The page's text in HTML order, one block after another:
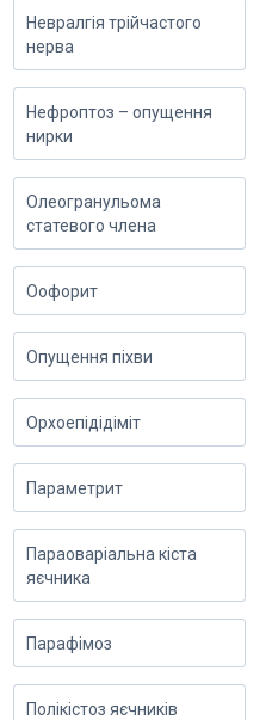
Невралгія трійчастого
нерва
Нефроптоз – опущення
нирки
Олеогранульома
статевого члена
Оофорит
Опущення піхви
Орхоепідідіміт
Параметрит
Параоваріальна кіста
яєчника
Парафімоз
Полікістоз яєчників